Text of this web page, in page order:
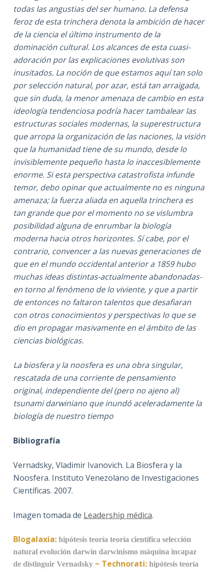
todas las angustias del ser humano. La defensa
feroz de esta trinchera denota la ambición de hacer
de la ciencia el último instrumento de la
dominación cultural. Los alcances de esta cuasi-
adoración por las explicaciones evolutivas son
inusitados. La noción de que estamos aquí tan solo
por selección natural, por azar, está tan arraigada,
que sin duda, la menor amenaza de cambio en esta
ideología tendenciosa podría hacer tambalear las
estructuras sociales modernas, la superestructura
que arropa la organización de las naciones, la visión
que la humanidad tiene de su mundo, desde lo
invisiblemente pequeño hasta lo inaccesiblemente
enorme. Si esta perspectiva catastrofista infunde
temor, debo opinar que actualmente no es ninguna
amenaza; la fuerza aliada en aquella trinchera es
tan grande que por el momento no se vislumbra
posibilidad alguna de enrumbar la biología
moderna hacia otros horizontes. Sí cabe, por el
contrario, convencer a las nuevas generaciones de
que en el mundo occidental anterior a 1859 hubo
muchas ideas distintas-actualmente abandonadas-
en torno al fenómeno de lo viviente, y que a partir
de entonces no faltaron talentos que desafiaran
con otros conocimientos y perspectivas lo que se
dio en propagar masivamente en el ámbito de las
ciencias biológicas.
La biosfera y la noosfera es una obra singular,
rescatada de una corriente de pensamiento
original, independiente del (pero no ajeno al)
tsunami darwiniano que inundó aceleradamente la
biología de nuestro tiempo
Bibliografía
Vernadsky, Vladimir Ivanovich. La Biosfera y la
Noosfera. Instituto Venezolano de Investigaciones
Científicas. 2007.
Imagen tomada de Leadership médica.
Blogalaxia: hipótesis teoría teoría científica selección
natural evolución darwin darwinismo máquina incapaz
de distinguir Vernadsky~ Technorati: hipótesis teoría